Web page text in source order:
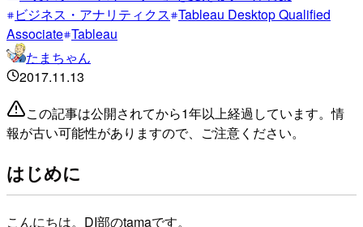
ビジネス・アナリティクス Tableau Desktop Qualified
Associate Tableau
たまちゃん
2017.11.13
この記事は公開されてから1年以上経過しています。情
報が古い可能性がありますので、ご注意ください。
はじめに
こんにちは。DI部のtamaです。